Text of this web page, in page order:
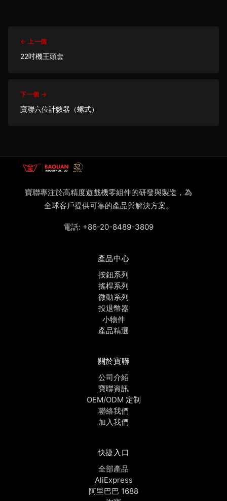
← 上一個
22吋機王頭套
下一個 →
寶聯六位計數器（螺式）
寶聯專注於高精度遊戲機零組件的研發與製造，為
全球客戶提供可靠的產品與解決方案。
電話: +86-20-8489-3809
產品中心
按鈕系列
搖桿系列
微動系列
投退幣器
小物件
產品精選
關於寶聯
公司介紹
寶聯資訊
OEM/ODM 定制
聯絡我們
加入我們
快捷入口
全部產品
AliExpress
阿里巴巴 1688